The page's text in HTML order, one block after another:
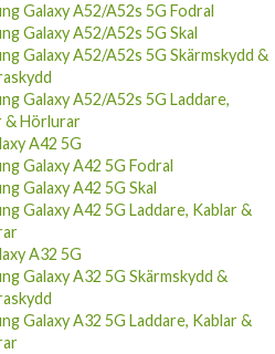
Galaxy A52/A52s 5G Fodral
Galaxy A52/A52s 5G Skal
Galaxy A52/A52s 5G Skärmskydd &
Galaxy A52/A52s 5G Laddare,
& Hörlurar
A42 5G
Galaxy A42 5G Fodral
Galaxy A42 5G Skal
Galaxy A42 5G Laddare, Kablar &
A32 5G
Galaxy A32 5G Skärmskydd &
Galaxy A32 5G Laddare, Kablar &